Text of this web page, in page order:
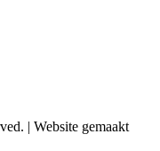
| Website gemaakt